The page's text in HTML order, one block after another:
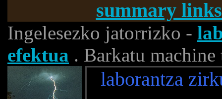
summary
Ingelesezko jatorrizko -
efektua . Barkatu
laborantza